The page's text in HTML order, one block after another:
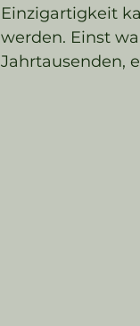
Einzigartigkeit
werden. Einst
Jahrtausenden,